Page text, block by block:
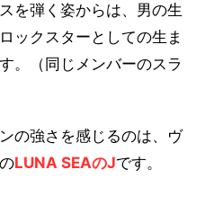
を弾く姿からは、男の生
ックスターとしての生ま
。（同じメンバーのスラ
の強さを感じるのは、ヴ
LUNA SEAのJです。